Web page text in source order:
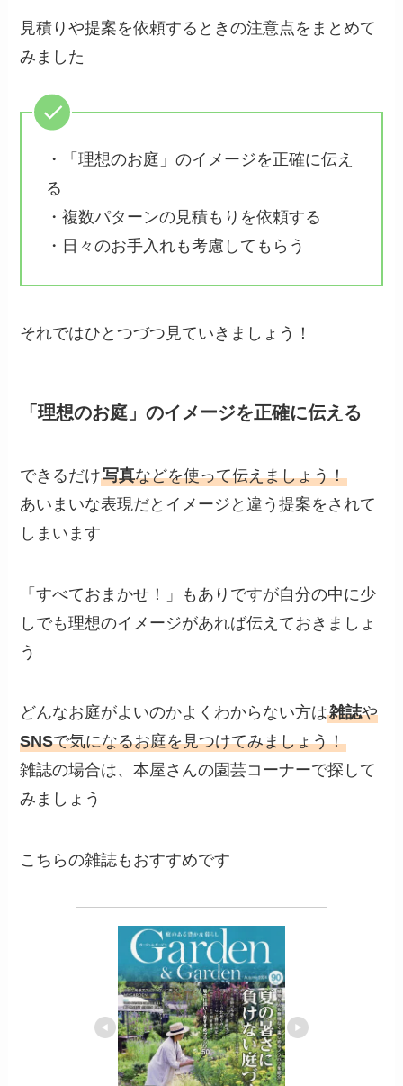
見積りや提案を依頼するときの注意点をまとめて
みました
・「理想のお庭」のイメージを正確に伝え
る
・複数パターンの見積もりを依頼する
・日々のお手入れも考慮してもらう
それではひとつづつ見ていきましょう！
「理想のお庭」のイメージを正確に伝える
できるだけ写真などを使って伝えましょう！
あいまいな表現だとイメージと違う提案をされて
しまいます
「すべておまかせ！
」もありですが自分の中に少
しでも理想のイメージがあれば伝えておきましょ
う
どんなお庭がよいのかよくわからない方は雑誌や
SNSで気になるお庭を見つけてみましょう！
雑誌の場合は、本屋さんの園芸コーナーで探して
みましょう
こちらの雑誌もおすすめです